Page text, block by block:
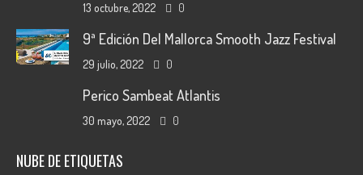
13 octubre, 2022 0
9ª Edición Del Mallorca Smooth Jazz Festival
29 julio, 2022 0
Perico Sambeat Atlantis
30 mayo, 2022 0
NUBE DE ETIQUETAS